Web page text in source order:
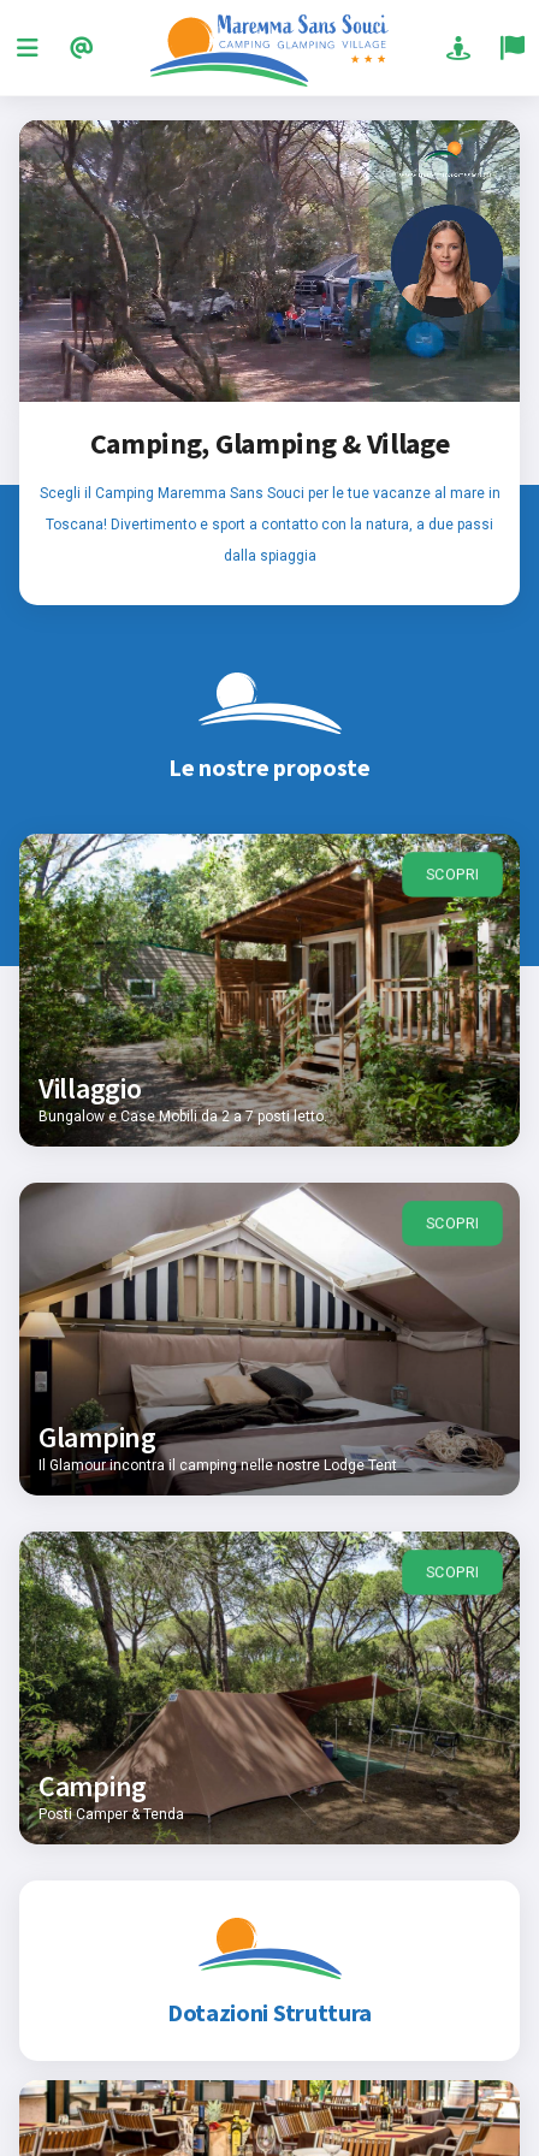
Camping, Glamping & Village
Scegli il Camping Maremma Sans Souci per le tue vacanze al mare in
Toscana! Divertimento e sport a contatto con la natura, a due passi
dalla spiaggia
Le nostre proposte
SCOPRI
Villaggio
Bungalow e Case Mobili da 2 a 7 posti letto.
SCOPRI
Glamping
Il Glamour incontra il camping nelle nostre Lodge Tent
SCOPRI
Camping
Posti Camper & Tenda
Dotazioni Struttura